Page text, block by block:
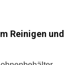
Reinigen und